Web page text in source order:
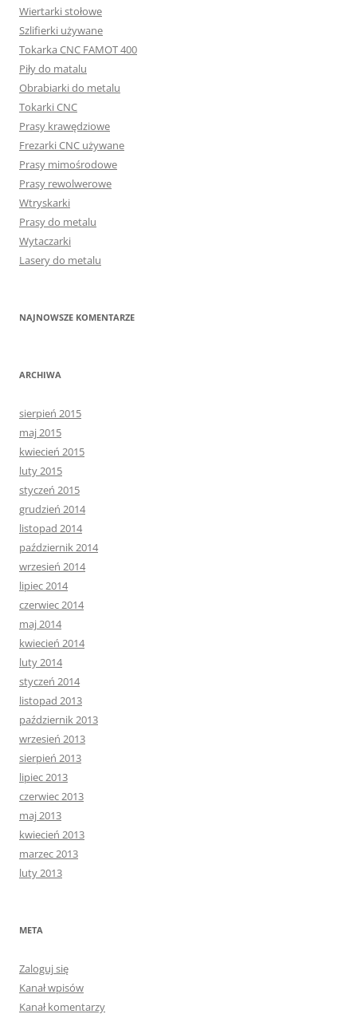
Wiertarki stołowe
Szlifierki używane
Tokarka CNC FAMOT 400
Piły do matalu
Obrabiarki do metalu
Tokarki CNC
Prasy krawędziowe
Frezarki CNC używane
Prasy mimośrodowe
Prasy rewolwerowe
Wtryskarki
Prasy do metalu
Wytaczarki
Lasery do metalu
NAJNOWSZE KOMENTARZE
ARCHIWA
sierpień 2015
maj 2015
kwiecień 2015
luty 2015
styczeń 2015
grudzień 2014
listopad 2014
październik 2014
wrzesień 2014
lipiec 2014
czerwiec 2014
maj 2014
kwiecień 2014
luty 2014
styczeń 2014
listopad 2013
październik 2013
wrzesień 2013
sierpień 2013
lipiec 2013
czerwiec 2013
maj 2013
kwiecień 2013
marzec 2013
luty 2013
META
Zaloguj się
Kanał wpisów
Kanał komentarzy